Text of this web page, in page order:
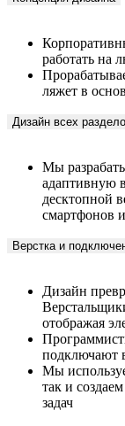
работать на
ляжет в
Дизайн всех
адаптивную
десктопной
смартфонов
Верстка и
отображая
подключают
Мы
так и
задач
Интеграции